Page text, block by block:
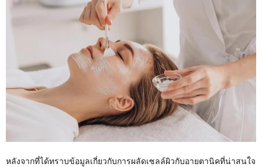
หลังจากที่ได้ทราบข้อมูลเกี่ยวกับการผลัดเซลล์ผิวกับอายตานิคที่น่าสนใจ